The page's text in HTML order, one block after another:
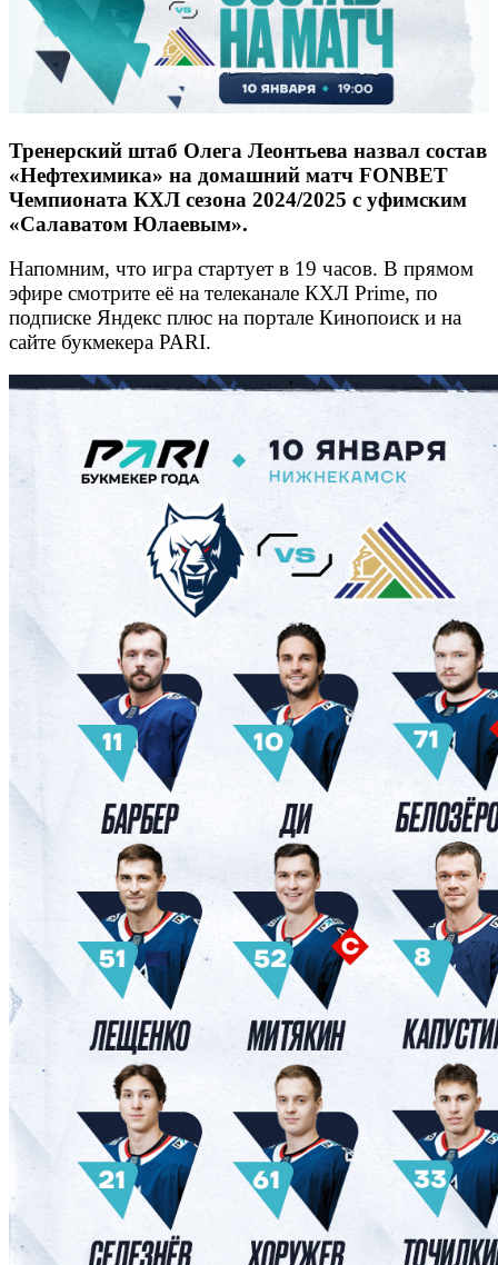
Тренерский штаб Олега Леонтьева назвал состав
«Нефтехимика» на домашний матч FONBET
Чемпионата КХЛ сезона 2024/2025 с уфимским
«Салаватом Юлаевым».
Напомним, что игра стартует в 19 часов. В прямом
эфире смотрите её на телеканале КХЛ Prime, по
подписке Яндекс плюс на портале Кинопоиск и на
сайте букмекера PARI.